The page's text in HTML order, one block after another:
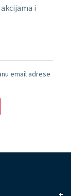
i
email adrese